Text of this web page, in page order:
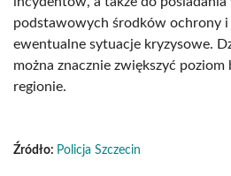
podstawowych środków ochrony i
ewentualne sytuacje kryzysowe.
można znacznie zwiększyć
regionie.
Źródło: Policja Szczecin